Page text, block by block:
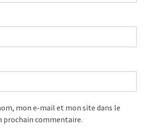
mon e-mail et mon site dans le
prochain commentaire.